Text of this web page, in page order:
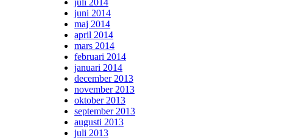
juli 2014
juni 2014
maj 2014
april 2014
mars 2014
februari 2014
januari 2014
december 2013
november 2013
oktober 2013
september 2013
augusti 2013
juli 2013